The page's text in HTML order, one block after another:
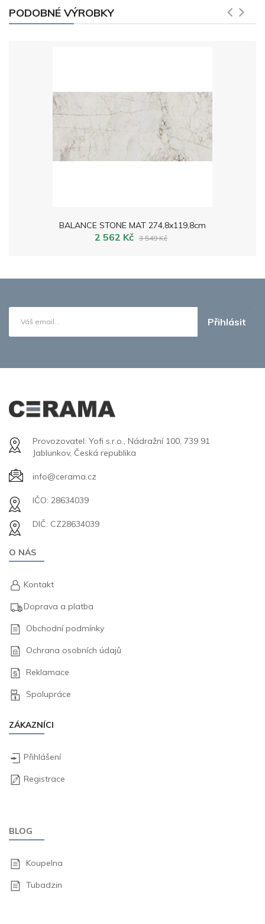
PODOBNÉ VÝROBKY
BALANCE STONE MAT 274,8x119,8cm
2 562 Kč 3 549 Kč
Přihlásit
Provozovatel: Yofi s.r.o., Nádražní 100, 739 91
Jablunkov, Česká republika
info@cerama.cz
IČO: 28634039
DIČ: CZ28634039
O NÁS
Kontakt
Doprava a platba
Obchodní podmínky
Ochrana osobních údajů
Reklamace
Spolupráce
ZÁKAZNÍCI
Přihlášení
Registrace
BLOG
Koupelna
Tubadzin